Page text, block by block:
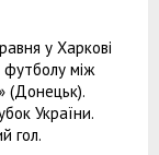
у Харкові
футболу між
(Донецьк).
України.
гол.